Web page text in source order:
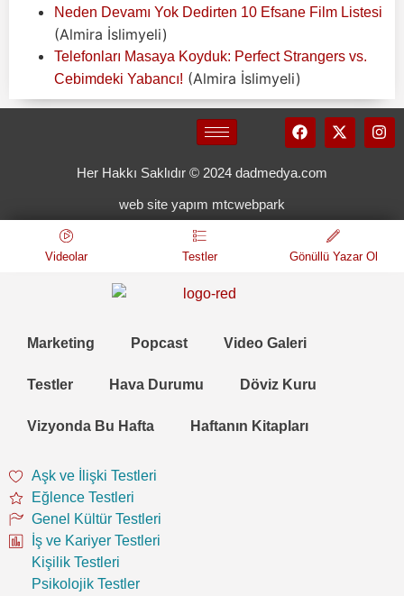
Neden Devamı Yok Dedirten 10 Efsane Film Listesi
(Almira İslimyeli)
Telefonları Masaya Koyduk: Perfect Strangers vs.
Cebimdeki Yabancı! (Almira İslimyeli)
Her Hakkı Saklıdır © 2024 dadmedya.com
web site yapım mtcwebpark
Videolar Testler Gönüllü Yazar Ol
Marketing Popcast Video Galeri
Testler Hava Durumu Döviz Kuru
Vizyonda Bu Hafta Haftanın Kitapları
Aşk ve İlişki Testleri
Eğlence Testleri
Genel Kültür Testleri
İş ve Kariyer Testleri
Kişilik Testleri
Psikolojik Testler